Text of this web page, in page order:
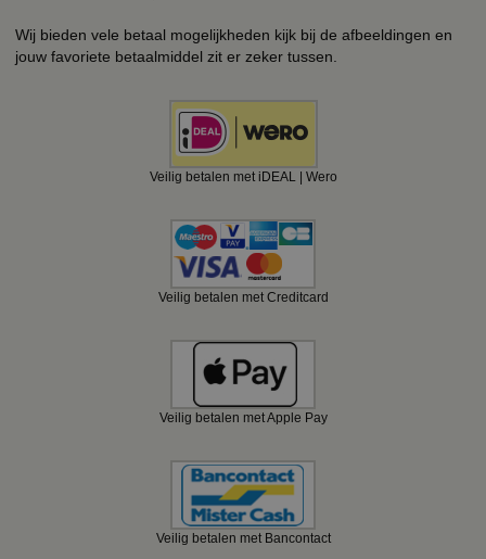
Wij bieden vele betaal mogelijkheden kijk bij de afbeeldingen en
jouw favoriete betaalmiddel zit er zeker tussen.
Veilig betalen met iDEAL | Wero
Veilig betalen met Creditcard
Veilig betalen met Apple Pay
Veilig betalen met Bancontact